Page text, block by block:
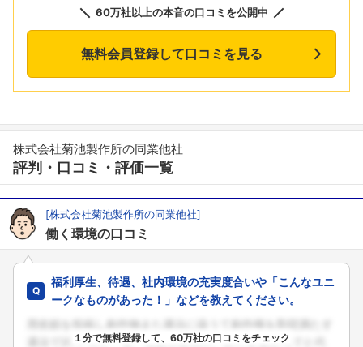
60万社以上の本音の口コミを公開中
無料会員登録して口コミを見る
株式会社菊池製作所の同業他社
評判・口コミ・評価一覧
[株式会社菊池製作所の同業他社]
働く環境の口コミ
福利厚生、待遇、社内環境の充実度合いや「こんなユニ
ークなものがあった！」などを教えてください。
１分で無料登録して、60万社の口コミをチェック